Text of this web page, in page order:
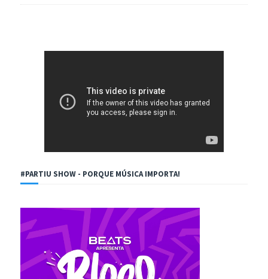
#PARTIU SHOW - PORQUE MÚSICA IMPORTA!